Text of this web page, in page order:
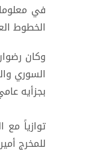
في
الخطوط
وكان
السوري
بجزأيه عامي 2011 و2012، وهو العمل الذي ما زال أحد أبرز محطات
توازياً
للمخرج